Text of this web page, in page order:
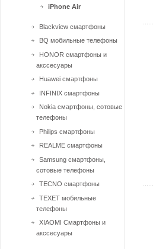
iPhone Air
Blackview смартфоны
BQ мобильные телефоны
HONOR смартфоны и
акссесуары
Huawei смартфоны
INFINIX смартфоны
Nokia смартфоны, сотовые
телефоны
Philips смартфоны
REALME смартфоны
Samsung смартфоны,
сотовые телефоны
TECNO смартфоны
TEXET мобильные
телефоны
XIAOMI Смартфоны и
акссесуары